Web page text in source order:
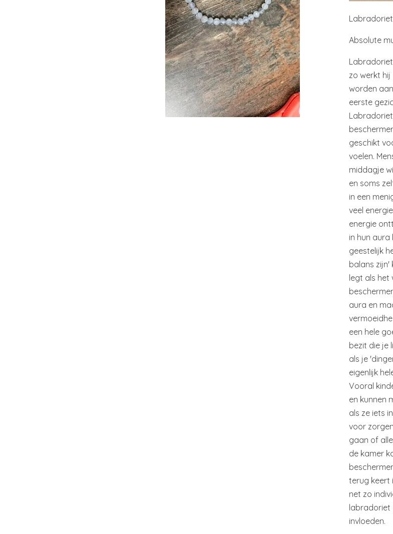
Absolute
Labradoriet
zo werkt hij
worden
eerste
geschikt
voelen.
middagje
en soms
in een
veel
energie
in hun aura
geestelijk
balans zijn'
legt als het
aura en
een hele
bezit die je
als je
eigenlijk
Vooral
en kunnen
als ze iets
voor
gaan of
de kamer
terug keert
net zo
labradoriet
invloeden.